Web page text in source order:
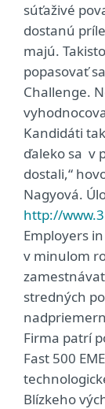
súťaživé
dostanú
majú.
popasovať
Challenge.
Kandidáti
ďaleko sa v
dostali,“
Nagyová.
http://
Employers
v minulom
stredných
Firma patrí
Fast 500
Blízkeho